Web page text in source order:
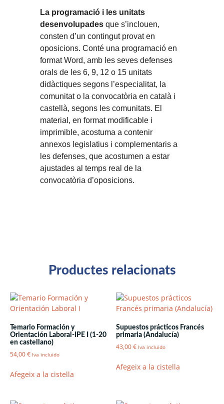
La programació i les unitats
desenvolupades que s’inclouen,
consten d’un contingut provat en
oposicions. Conté una programació en
format Word, amb les seves defenses
orals de les 6, 9, 12 o 15 unitats
didàctiques segons l’especialitat, la
comunitat o la convocatòria en català i
castellà, segons les comunitats. El
material, en format modificable i
imprimible, acostuma a contenir
annexos legislatius i complementaris a
les defenses, que acostumen a estar
ajustades al temps real de la
convocatòria d’oposicions.
Productes relacionats
Temario Formación y
Orientación Laboral-IPE I (1-20
en castellano)
54,00€ Iva incluido
Afegeix a la cistella
Supuestos prácticos Francés
primaria (Andalucía)
43,00€ Iva incluido
Afegeix a la cistella